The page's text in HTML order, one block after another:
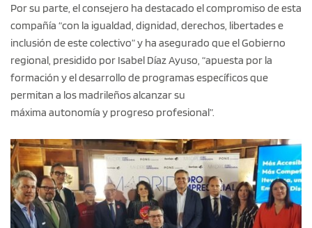
Por su parte, el consejero ha destacado el compromiso de esta
compañía “con la igualdad, dignidad, derechos, libertades e
inclusión de este colectivo” y ha asegurado que el Gobierno
regional, presidido por Isabel Díaz Ayuso, “apuesta por la
formación y el desarrollo de programas específicos que
permitan a los madrileños alcanzar su
máxima autonomía y progreso profesional”.